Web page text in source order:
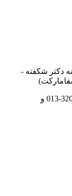
دکتر شکفته -